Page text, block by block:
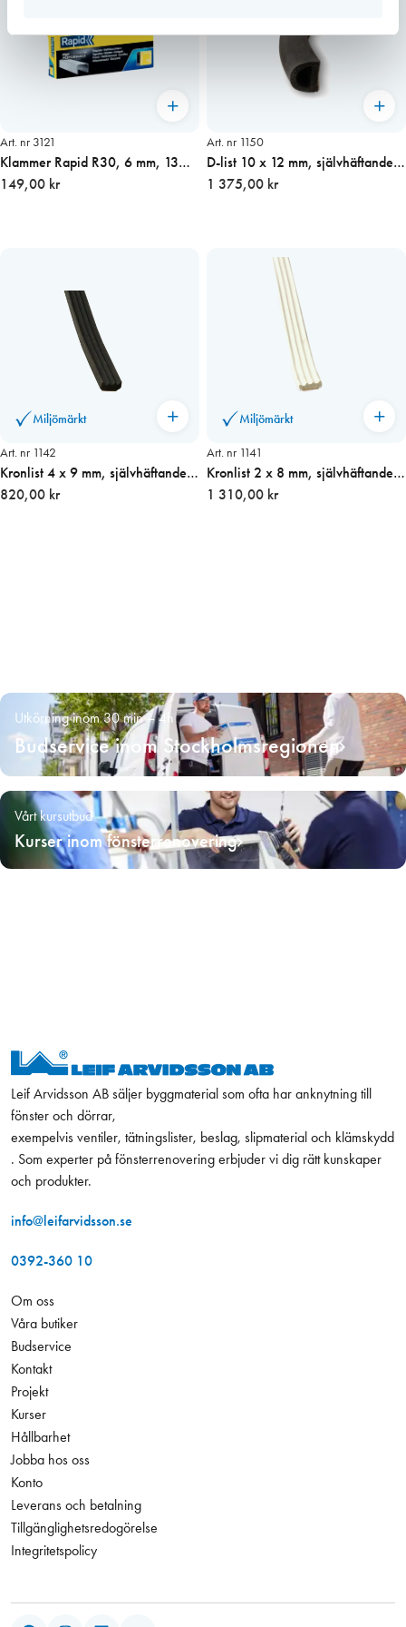
Art. nr 3121
Klammer Rapid R30, 6 mm, 13/6
2500 st/ask
149,00 kr
Art. nr 1150
D-list 10 x 12 mm, självhäftande
SVART 70 m
1 375,00 kr
Miljömärkt
Art. nr 1142
Kronlist 4 x 9 mm, självhäftande
SVART 125 m
820,00 kr
Miljömärkt
Art. nr 1141
Kronlist 2 x 8 mm, självhäftande
VIT 225 m
1 310,00 kr
Utkörning inom 30 min – 4h
Budservice inom Stockholmsregionen
Vårt kursutbud
Kurser inom fönsterrenovering
Leif Arvidsson AB säljer byggmaterial som ofta har anknytning till
fönster och dörrar,
exempelvis ventiler, tätningslister, beslag, slipmaterial och klämskydd
. Som experter på fönsterrenovering erbjuder vi dig rätt kunskaper
och produkter.
info@leifarvidsson.se
0392-360 10
Om oss
Våra butiker
Budservice
Kontakt
Projekt
Kurser
Hållbarhet
Jobba hos oss
Konto
Leverans och betalning
Tillgänglighetsredogörelse
Integritetspolicy